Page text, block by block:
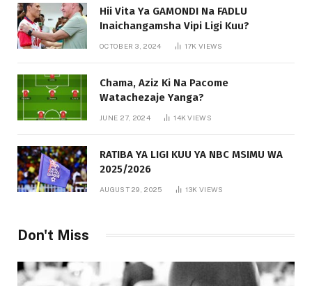
Hii Vita Ya GAMONDI Na FADLU
Inaichangamsha Vipi Ligi Kuu?
OCTOBER 3, 2024 17KVIEWS
Chama, Aziz Ki Na Pacome
Watachezaje Yanga?
JUNE 27, 2024 14KVIEWS
RATIBA YA LIGI KUU YA NBC MSIMU WA
2025/2026
AUGUST 29, 2025 13KVIEWS
Don't Miss